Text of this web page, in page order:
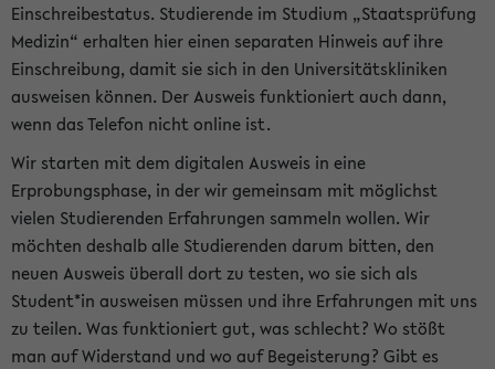
Einschreibestatus. Studierende im Studium „Staatsprüfung
Medizin“ erhalten hier einen separaten Hinweis auf ihre
Einschreibung, damit sie sich in den Universitätskliniken
ausweisen können. Der Ausweis funktioniert auch dann,
wenn das Telefon nicht online ist.
Wir starten mit dem digitalen Ausweis in eine
Erprobungsphase, in der wir gemeinsam mit möglichst
vielen Studierenden Erfahrungen sammeln wollen. Wir
möchten deshalb alle Studierenden darum bitten, den
neuen Ausweis überall dort zu testen, wo sie sich als
Student*in ausweisen müssen und ihre Erfahrungen mit uns
zu teilen. Was funktioniert gut, was schlecht? Wo stößt
man auf Widerstand und wo auf Begeisterung? Gibt es